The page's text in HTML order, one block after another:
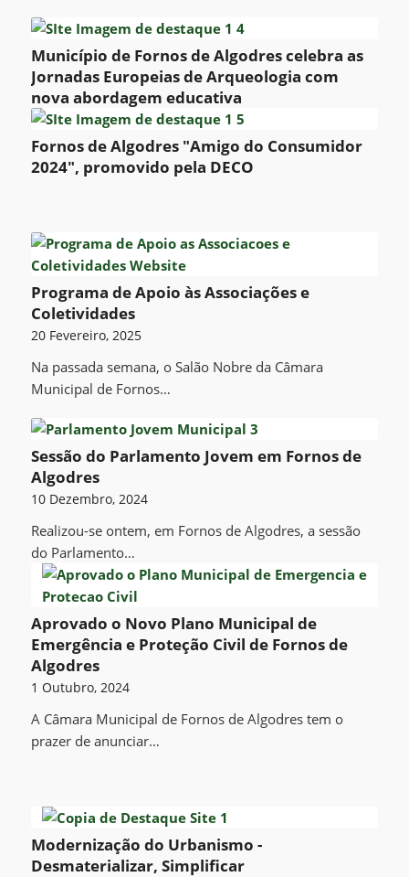
Município de Fornos de Algodres celebra as
Jornadas Europeias de Arqueologia com
nova abordagem educativa
Fornos de Algodres "Amigo do Consumidor
2024", promovido pela DECO
Programa de Apoio às Associações e
Coletividades
20 Fevereiro, 2025
Na passada semana, o Salão Nobre da Câmara
Municipal de Fornos…
Sessão do Parlamento Jovem em Fornos de
Algodres
10 Dezembro, 2024
Realizou-se ontem, em Fornos de Algodres, a sessão
do Parlamento…
Aprovado o Novo Plano Municipal de
Emergência e Proteção Civil de Fornos de
Algodres
1 Outubro, 2024
A Câmara Municipal de Fornos de Algodres tem o
prazer de anunciar…
Modernização do Urbanismo -
Desmaterializar, Simplificar